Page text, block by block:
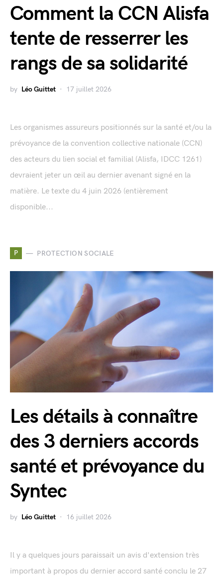
Comment la CCN Alisfa
tente de resserrer les
rangs de sa solidarité
by Léo Guittet 17 juillet 2026
Les organismes assureurs positionnés sur la santé et/ou la
prévoyance de la convention collective nationale (CCN)
des acteurs du lien social et familial (Alisfa, IDCC 1261)
devraient jeter un œil au dernier avenant signé en la
matière. Le texte du 4 juin 2026 (entièrement
disponible...
P PROTECTION SOCIALE
Les détails à connaître
des 3 derniers accords
santé et prévoyance du
Syntec
by Léo Guittet 16 juillet 2026
Il y a quelques jours paraissait un avis d'extension très
important à propos du dernier accord santé conclu le 27